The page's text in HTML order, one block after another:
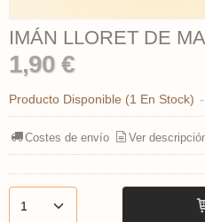
IMÁN LLORET DE
1,90 €
Producto Disponible (1 En Stock) -
Costes de envío Ver